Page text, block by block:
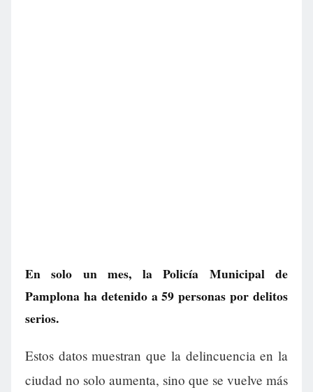
En solo un mes, la Policía Municipal de
Pamplona ha detenido a 59 personas por delitos
serios.
Estos datos muestran que la delincuencia en la
ciudad no solo aumenta, sino que se vuelve más